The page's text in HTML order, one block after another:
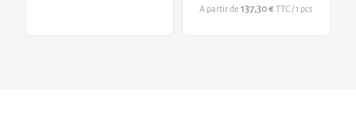
A partir de137,30 € TTC / 1 pcs